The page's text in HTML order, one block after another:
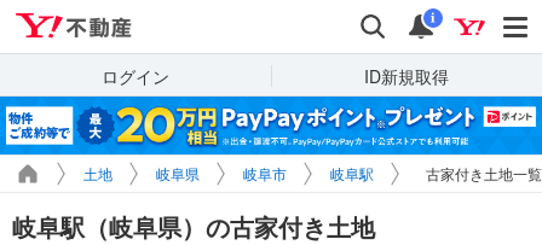
検索 通知
i
ログイン ID新規取得
土地 岐阜県 岐阜市 岐阜駅 古家付き土地一覧
岐阜駅（岐阜県）の古家付き土地